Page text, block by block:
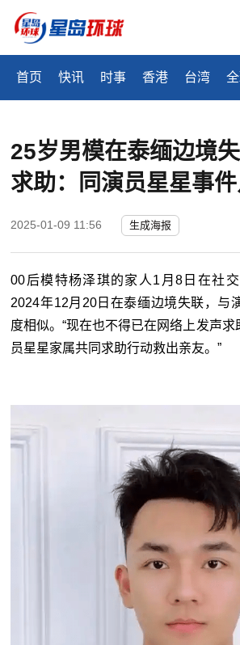
首页 快讯 时事 香港 台湾
25岁男模在泰缅边境
求助：同演员星星事
2025-01-09 11:56 生成海报
00后模特杨泽琪的家人1月8日在社
2024年12月20日在泰缅边境失联，与
度相似。“现在也不得已在网络上发声
员星星家属共同求助行动救出亲友。”